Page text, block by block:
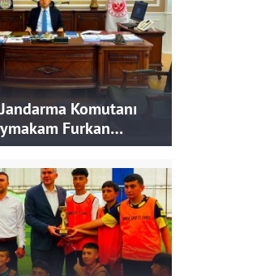
Komutanı
Furkan